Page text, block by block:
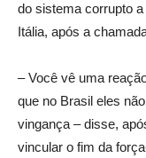
do sistema corrupto a
Itália, após a
– Você vê uma
que no Brasil eles
vingança – disse,
vincular o fim da